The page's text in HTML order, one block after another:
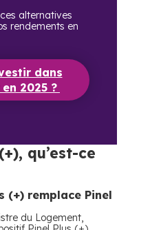
alternatives
rendements en
dans
2025 ?
qu’est-ce
(+) remplace Pinel
du Logement,